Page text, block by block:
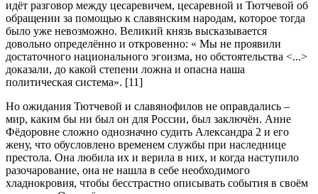
идёт разговор между цесаревичем, цесаревной и Тютчевой об
обращении за помощью к славянским народам, которое тогда
было уже невозможно. Великий князь высказывается
довольно определённо и откровенно: « Мы не проявили
достаточного национального эгоизма, но обстоятельства <...>
доказали, до какой степени ложна и опасна наша
политическая система». [11]
Но ожидания Тютчевой и славянофилов не оправдались –
мир, каким бы ни был он для России, был заключён. Анне
Фёдоровне сложно однозначно судить Александра 2 и его
жену, что обусловлено временем службы при наследнице
престола. Она любила их и верила в них, и когда наступило
разочарование, она не нашла в себе необходимого
хладнокровия, чтобы бесстрастно описывать события в своём